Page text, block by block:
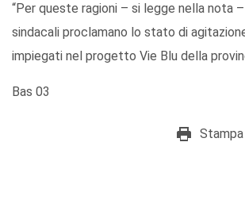
“Per queste ragioni – si legge nella nota
sindacali proclamano lo stato di
impiegati nel progetto Vie Blu della
Bas 03